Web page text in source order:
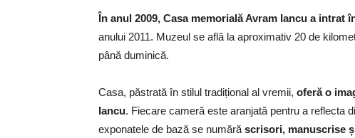
În anul 2009, Casa memorială Avram Iancu a intrat
anului 2011. Muzeul se află la aproximativ 20 de
până duminică.
Casa, păstrată în stilul tradițional al vremii, oferă o
Iancu. Fiecare cameră este aranjată pentru a reflecta
exponatele de bază se numără scrisori, manuscrise